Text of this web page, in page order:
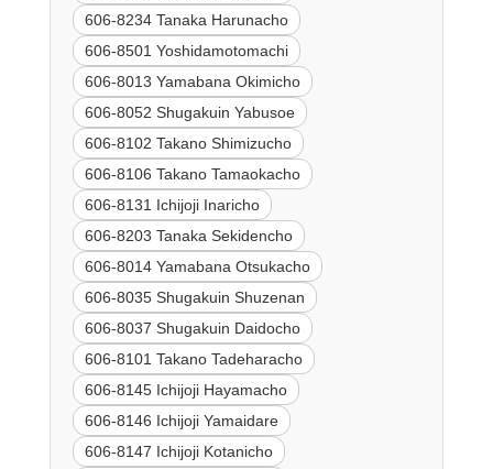
606-8234 Tanaka Harunacho
606-8501 Yoshidamotomachi
606-8013 Yamabana Okimicho
606-8052 Shugakuin Yabusoe
606-8102 Takano Shimizucho
606-8106 Takano Tamaokacho
606-8131 Ichijoji Inaricho
606-8203 Tanaka Sekidencho
606-8014 Yamabana Otsukacho
606-8035 Shugakuin Shuzenan
606-8037 Shugakuin Daidocho
606-8101 Takano Tadeharacho
606-8145 Ichijoji Hayamacho
606-8146 Ichijoji Yamaidare
606-8147 Ichijoji Kotanicho